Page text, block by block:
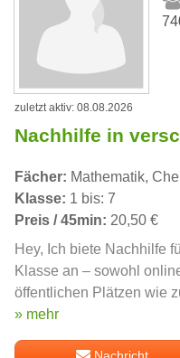
zuletzt aktiv: 08.08.2026
Nachhilfe in
Fächer: Mathematik,
Klasse: 1 bis: 7
Preis / 45min: 20,50 €
Hey, Ich biete Nachhilfe
Klasse an – sowohl
öffentlichen Plätzen wie
» mehr